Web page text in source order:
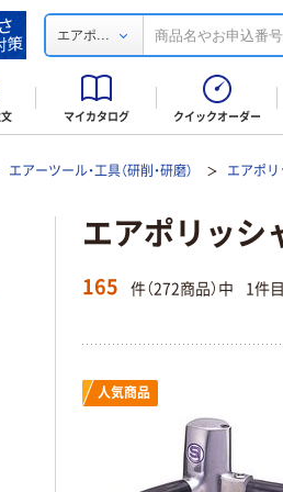
エアポ...
文 マイカタログ クイックオーダー
エアーツール・工具（研削・研磨） エアポ
エアポリッシ
165 件（272商品）中 1件
人気商品